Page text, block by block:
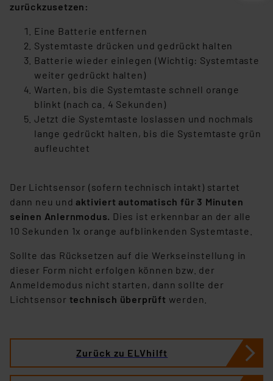
zurückzusetzen:
Eine Batterie entfernen
Systemtaste drücken und gedrückt halten
Batterie wieder einlegen (Wichtig: Systemtaste
weiter gedrückt halten)
Warten, bis die Systemtaste schnell orange
blinkt (nach ca. 4 Sekunden)
Jetzt die Systemtaste loslassen und nochmals
lange gedrückt halten, bis die Systemtaste grün
aufleuchtet
Der Lichtsensor (sofern technisch intakt) startet
dann neu undaktiviert automatisch für 3 Minuten
seinen Anlernmodus. Dies ist erkennbar an der alle
10 Sekunden 1x orange aufblinkenden Systemtaste.
Sollte das Rücksetzen auf die Werkseinstellung in
dieser Form nicht erfolgen können bzw. der
Anmeldemodus nicht starten, dann sollte der
Lichtsensor technisch überprüft werden.
Zurück zu ELVhilft